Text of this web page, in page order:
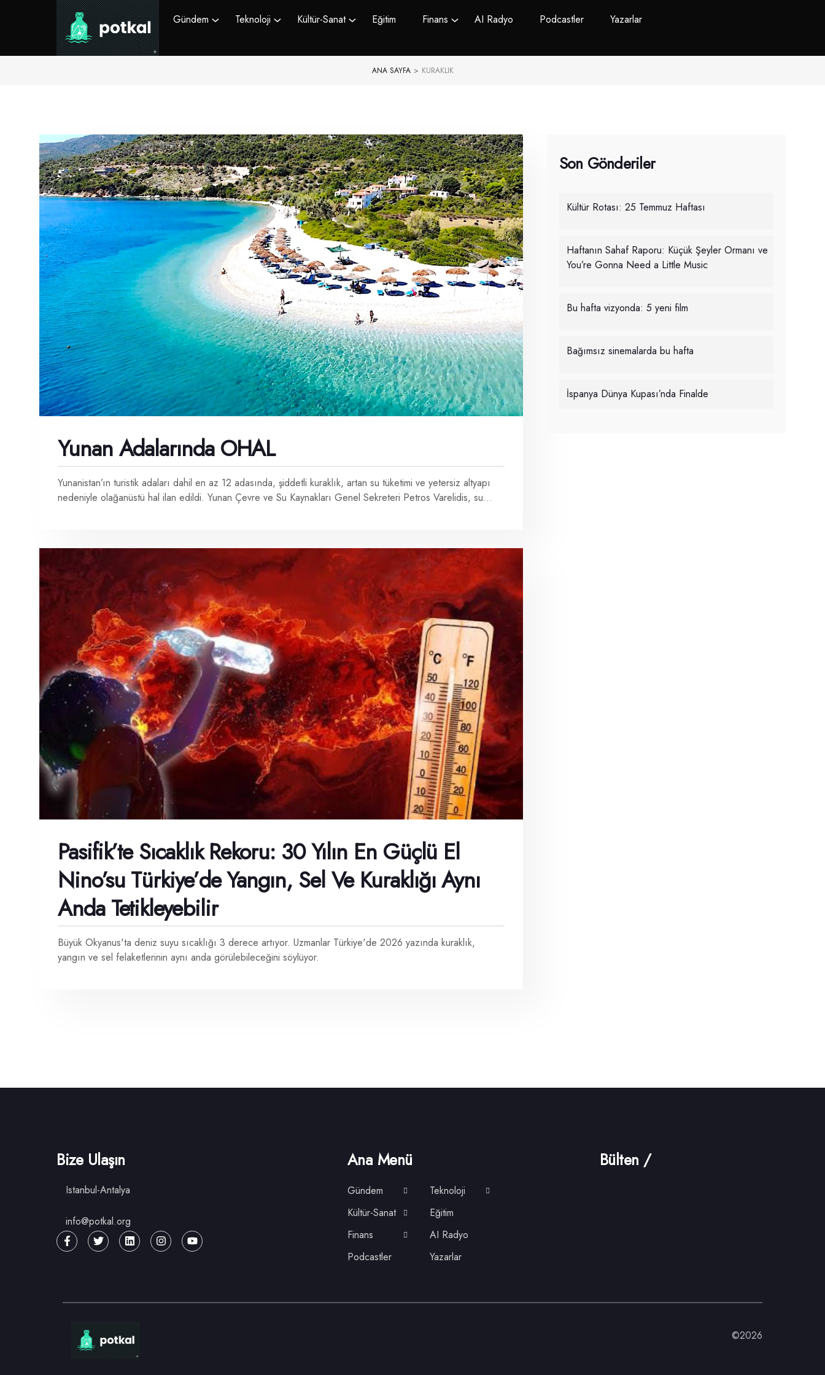
Gündem Teknoloji Kültür-Sanat Eğitim Finans AI Radyo Podcastler Yazarlar
ANA SAYFA > KURAKLIK
Yunan Adalarında OHAL
Yunanistan’ın turistik adaları dahil en az 12 adasında, şiddetli kuraklık, artan su tüketimi ve yetersiz altyapı
nedeniyle olağanüstü hal ilan edildi. Yunan Çevre ve Su Kaynakları Genel Sekreteri Petros Varelidis, su...
Pasifik’te Sıcaklık Rekoru: 30 Yılın En Güçlü El
Nino’su Türkiye’de Yangın, Sel Ve Kuraklığı Aynı
Anda Tetikleyebilir
Büyük Okyanus'ta deniz suyu sıcaklığı 3 derece artıyor. Uzmanlar Türkiye'de 2026 yazında kuraklık,
yangın ve sel felaketlerinin aynı anda görülebileceğini söylüyor.
Son Gönderiler
Kültür Rotası: 25 Temmuz Haftası
Haftanın Sahaf Raporu: Küçük Şeyler Ormanı ve
You’re Gonna Need a Little Music
Bu hafta vizyonda: 5 yeni film
Bağımsız sinemalarda bu hafta
İspanya Dünya Kupası’nda Finalde
Bize Ulaşın
Istanbul-Antalya
info@potkal.org
Ana Menü
Gündem
Teknoloji
Kültür-Sanat
Eğitim
Finans
AI Radyo
Podcastler
Yazarlar
Bülten /
©2026